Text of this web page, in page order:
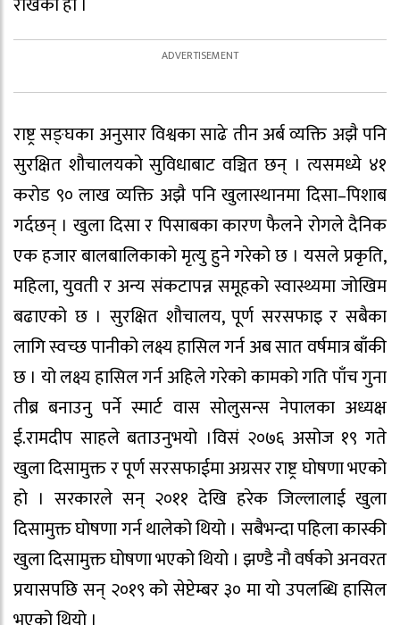
राष्ट्र सङ्घका अनुसार विश्वका साढे तीन अर्ब व्यक्ति अझै पनि
सुरक्षित शौचालयको सुविधाबाट वञ्चित छन् । त्यसमध्ये ४१
करोड ९० लाख व्यक्ति अझै पनि खुलास्थानमा दिसा–पिशाब
गर्दछन् । खुला दिसा र पिसाबका कारण फैलने रोगले दैनिक
एक हजार बालबालिकाको मृत्यु हुने गरेको छ । यसले प्रकृति,
महिला, युवती र अन्य संकटापन्न समूहको स्वास्थ्यमा जोखिम
बढाएको छ । सुरक्षित शौचालय, पूर्ण सरसफाइ र सबैका
लागि स्वच्छ पानीको लक्ष्य हासिल गर्न अब सात वर्षमात्र बाँकी
छ । यो लक्ष्य हासिल गर्न अहिले गरेको कामको गति पाँच गुना
तीब्र बनाउनु पर्ने स्मार्ट वास सोलुसन्स नेपालका अध्यक्ष
ई.रामदीप साहले बताउनुभयो ।विसं २०७६ असोज १९ गते
खुला दिसामुक्त र पूर्ण सरसफाईमा अग्रसर राष्ट्र घोषणा भएको
हो । सरकारले सन् २०११ देखि हरेक जिल्लालाई खुला
दिसामुक्त घोषणा गर्न थालेको थियो । सबैभन्दा पहिला कास्की
खुला दिसामुक्त घोषणा भएको थियो । झण्डै नौ वर्षको अनवरत
प्रयासपछि सन् २०१९ को सेप्टेम्बर ३० मा यो उपलब्धि हासिल